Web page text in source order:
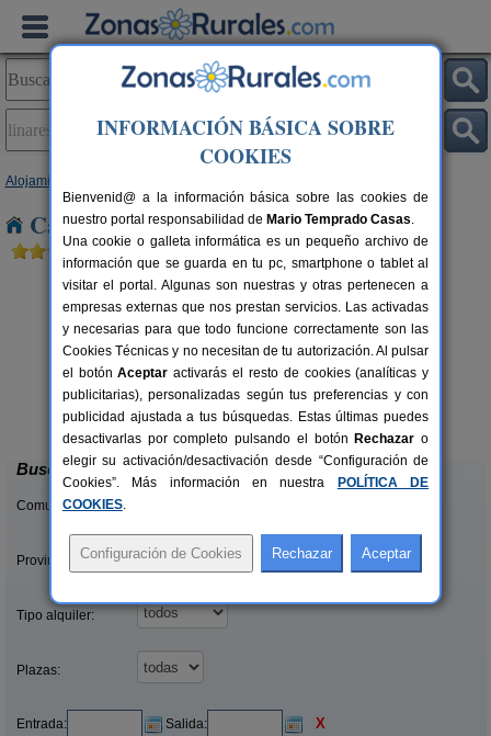
Alojamientos
Casas Rurales en Linares de Riofrío
10+3 pers.
desde20 €
El Corral de Las Arribes
San Felices de Los Gallegos
(Salamanca)
Buscar
Comunidades:
Provincias/Islas:
Tipo alquiler:
Plazas:
Entrada: Salida: X
INFORMACIÓN BÁSICA SOBRE
COOKIES
Bienvenid@ a la información básica sobre las cookies de
nuestro portal responsabilidad de Mario Temprado Casas.
Una cookie o galleta informática es un pequeño archivo de
información que se guarda en tu pc, smartphone o tablet al
visitar el portal. Algunas son nuestras y otras pertenecen a
empresas externas que nos prestan servicios. Las activadas
y necesarias para que todo funcione correctamente son las
Cookies Técnicas y no necesitan de tu autorización. Al pulsar
el botónAceptar activarás el resto de cookies (analíticas y
publicitarias), personalizadas según tus preferencias y con
publicidad ajustada a tus búsquedas. Estas últimas puedes
desactivarlas por completo pulsando el botón Rechazar o
elegir su activación/desactivación desde “Configuración de
Cookies”. Más información en nuestra
POLÍTICA DE
COOKIES.